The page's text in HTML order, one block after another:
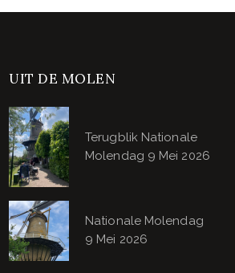
UIT DE MOLEN
Terugblik Nationale
Molendag 9 Mei 2026
Nationale Molendag
9 Mei 2026